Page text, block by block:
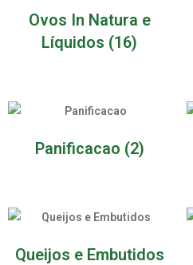
Ovos In Natura e
Líquidos (16)
Panificacao (2)
Queijos e Embutidos